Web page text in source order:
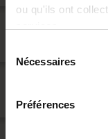
ou qu'ils ont
Nécessaires
Préférences
10
10. und 11.